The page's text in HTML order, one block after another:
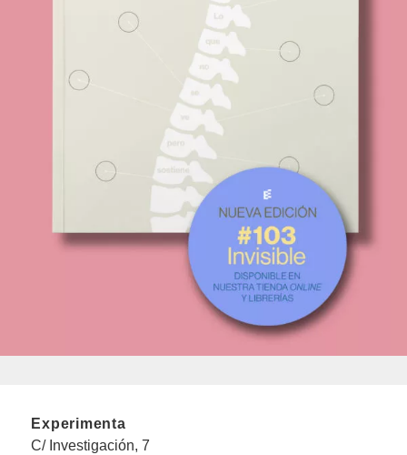
Experimenta
C/ Investigación, 7